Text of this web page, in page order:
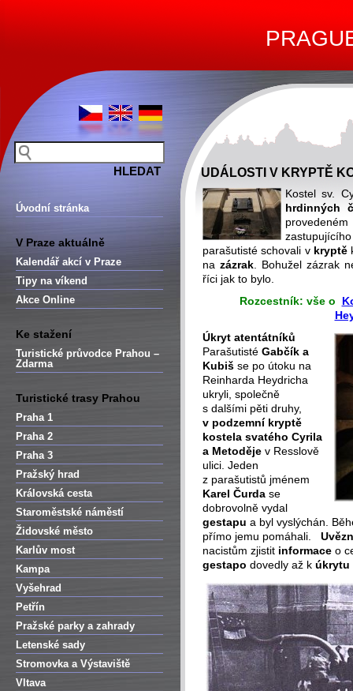
Úvodní stránka
V Praze aktuálně
Kalendář akcí v Praze
Tipy na víkend
Akce Online
Ke stažení
Turistické průvodce Prahou –
Zdarma
Turistické trasy Prahou
Praha 1
Praha 2
Praha 3
Pražský hrad
Královská cesta
Staroměstské náměstí
Židovské město
Karlův most
Kampa
Vyšehrad
Petřín
Pražské parky a zahrady
Letenské sady
Stromovka a Výstaviště
Vltava
UDÁLOSTI V KRYPTĚ
Kostel sv.
hrdinných
parašutisté schovali v kryptě
na zázrak. Bohužel zázrak
říci jak to bylo.
Rozcestník: vše o
Úkryt atentátníků
Parašutisté Gabčík a
Kubiš se po útoku na
Reinharda Heydricha
ukryli, společně
s dalšími pěti druhy,
v podzemní kryptě
kostela svatého Cyrila
a Metoděje v Resslově
ulici. Jeden
z parašutistů jménem
Karel Čurda se
dobrovolně vydal
gestapu a byl vyslýchán.
přímo jemu pomáhali.
nacistům zjistit informace o
gestapo dovedly až k úkrytu